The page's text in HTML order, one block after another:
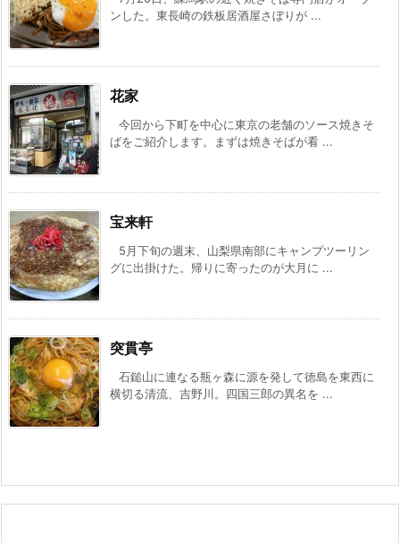
ンした。東長崎の鉄板居酒屋さぼりが ...
花家
今回から下町を中心に東京の老舗のソース焼きそ
ばをご紹介します。まずは焼きそばが看 ...
宝来軒
5月下旬の週末、山梨県南部にキャンプツーリン
グに出掛けた。帰りに寄ったのが大月に ...
突貫亭
石鎚山に連なる瓶ヶ森に源を発して徳島を東西に
横切る清流、吉野川。四国三郎の異名を ...